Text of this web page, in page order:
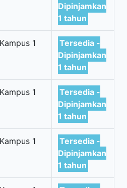
Dipinjamkan
1 tahun
Kampus 1
Tersedia -
Dipinjamkan
1 tahun
Kampus 1
Tersedia -
Dipinjamkan
1 tahun
Kampus 1
Tersedia -
Dipinjamkan
1 tahun